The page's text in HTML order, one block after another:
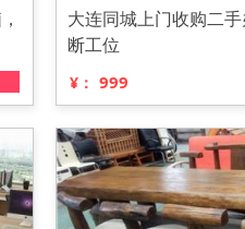
大连同城上门收购二
断工位
¥： 999